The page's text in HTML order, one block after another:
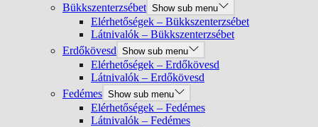
Bükkszenterzsébet Show sub menu
Elérhetőségek – Bükkszenterzsébet
Látnivalók – Bükkszenterzsébet
Erdőkövesd Show sub menu
Elérhetőségek – Erdőkövesd
Látnivalók – Erdőkövesd
Fedémes Show sub menu
Elérhetőségek – Fedémes
Látnivalók – Fedémes